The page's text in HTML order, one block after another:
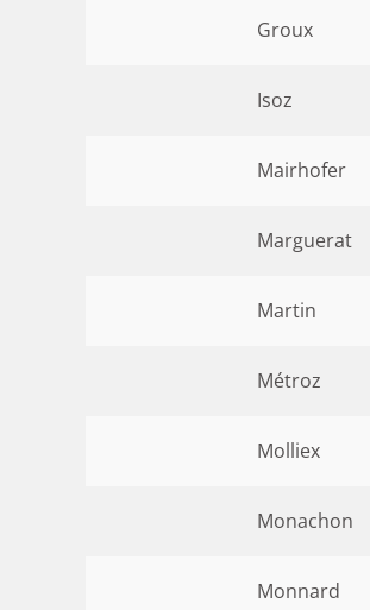
Groux
Isoz
Mairhofer
Marguerat
Martin
Métroz
Molliex
Monachon
Monnard